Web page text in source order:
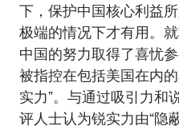
下，保护中国核心利益
极端的情况下才有用。
中国的努力取得了喜忧
被指控在包括美国在内
实力”。与通过吸引力和
评人士认为锐实力由“隐